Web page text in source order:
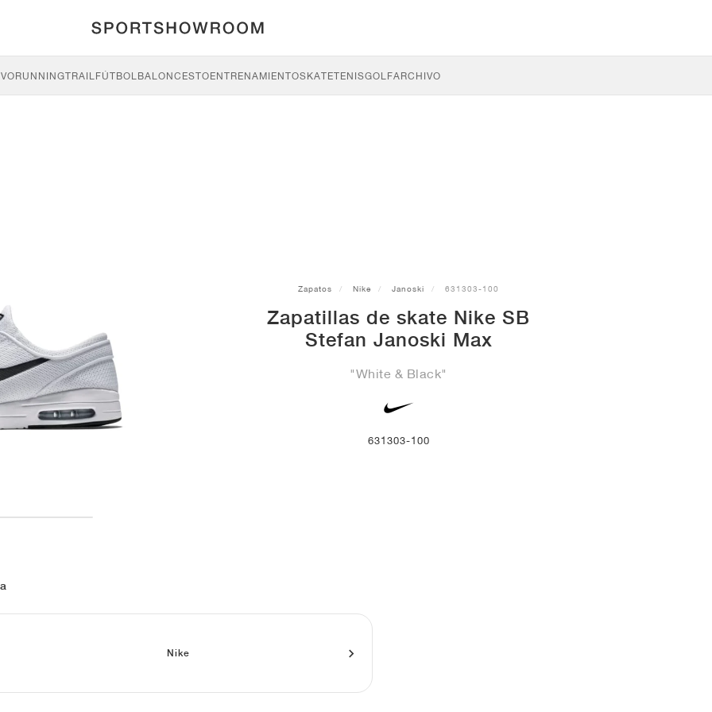
RUNNINGTRAILFÚTBOLBALONCESTOENTRENAMIENTOSKATETENISGOLFARCHIVO
Zapatos Nike Janoski 631303-100
Zapatillas de skate Nike SB
Stefan Janoski Max
"White & Black"
631303-100
Nike